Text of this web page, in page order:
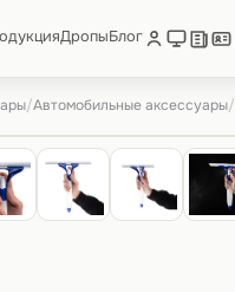
ДропыБлог
/Автомобильные аксессуары/